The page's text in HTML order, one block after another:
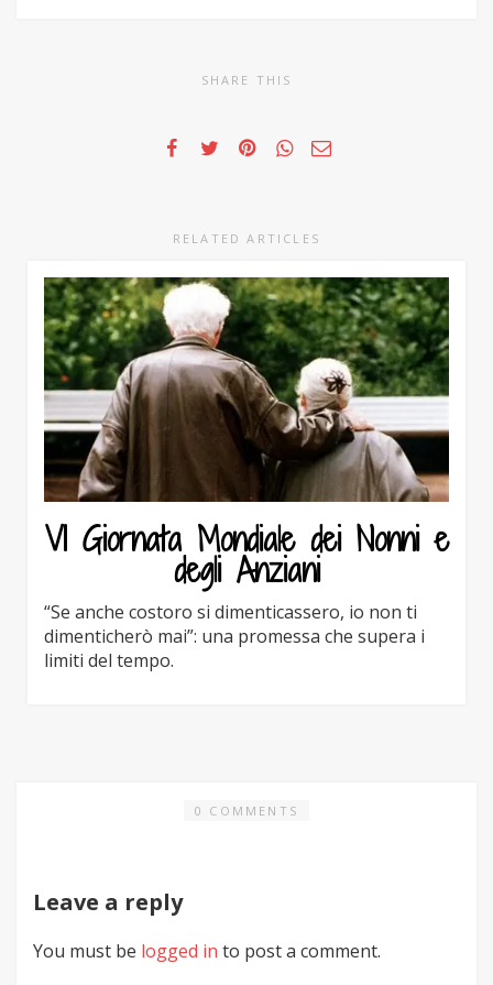
SHARE THIS
RELATED ARTICLES
VI Giornata Mondiale dei Nonni e
degli Anziani
“Se anche costoro si dimenticassero, io non ti
dimenticherò mai”: una promessa che supera i
limiti del tempo.
0 COMMENTS
Leave a reply
You must be logged in to post a comment.